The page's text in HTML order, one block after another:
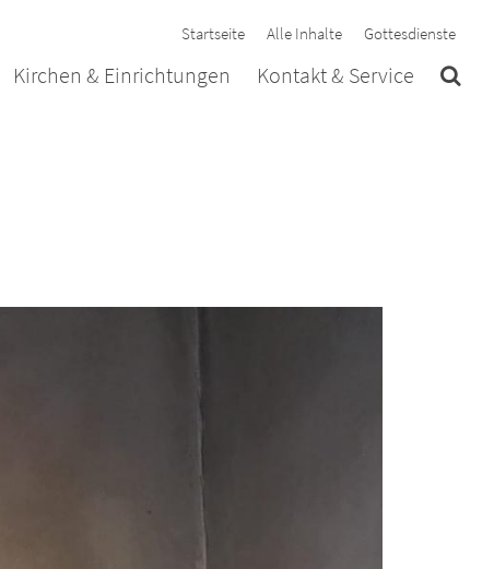
Startseite Alle Inhalte Gottesdienste
Kirchen & Einrichtungen Kontakt & Service